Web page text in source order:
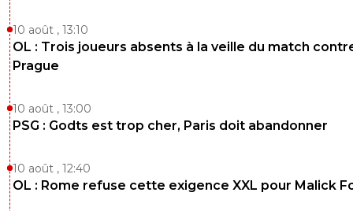
10 août , 13:10
OL : Trois joueurs absents à la veille du match
Prague
10 août , 13:00
PSG : Godts est trop cher, Paris doit abandonner
10 août , 12:40
OL : Rome refuse cette exigence XXL pour Malick